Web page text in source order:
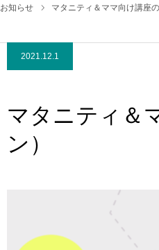
お知らせ マタニティ＆ママ向け講座
2021.12.1
マタニティ＆
ン）